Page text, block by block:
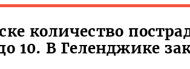
количество
10. В Геленджике